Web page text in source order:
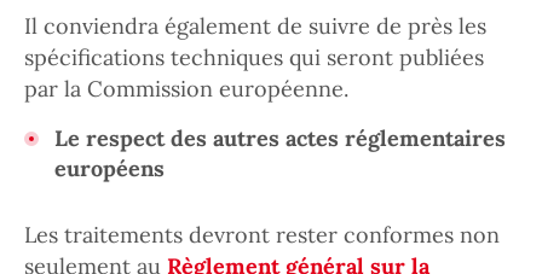
Il conviendra également de suivre de près les
spécifications techniques qui seront publiées
par la Commission européenne.
Le respect des autres actes réglementaires
européens
Les traitements devront rester conformes non
seulement au Règlement général sur la